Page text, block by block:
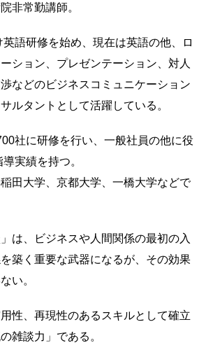
非常勤講師。
語研修を始め、現在は英語の他、ロ
ション、プレゼンテーション、対人
などのビジネスコミュニケーション
ルタントとして活躍している。
社に研修を行い、一般社員の他に役
実績を持つ。
田大学、京都大学、一橋大学などで
は、ビジネスや人間関係の最初の入
築く重要な武器になるが、その効果
い。
性、再現性のあるスキルとして確立
雑談力」である。